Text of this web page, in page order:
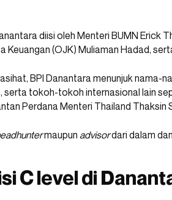
diisi oleh Menteri BUMN Erick
Keuangan (OJK) Muliaman Hadad,
BPI Danantara menunjuk nama-
tokoh-tokoh internasional lain
Perdana Menteri Thailand Thaksin
maupun advisordari dalam
C level di